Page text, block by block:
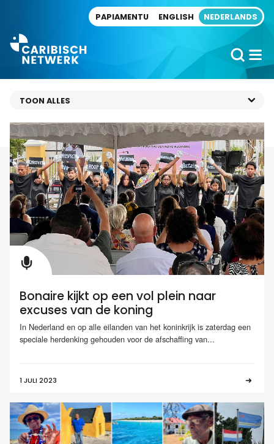
PAPIAMENTU ENGLISH NEDERLANDS
Bonaire kijkt op een vol plein naar
excuses van de koning
In Nederland en op alle eilanden van het koninkrijk is zaterdag een
speciale herdenking gehouden voor de afschaffing van...
1 JULI 2023